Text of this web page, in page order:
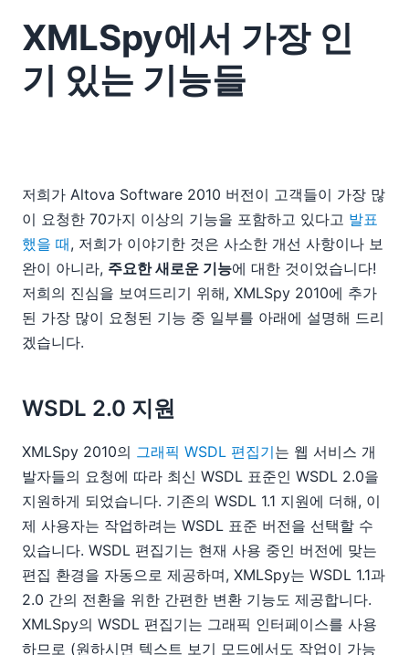
XMLSpy에서 가장 인
기 있는 기능들
저희가 Altova Software 2010 버전이 고객들이 가장 많
이 요청한 70가지 이상의 기능을 포함하고 있다고 발표
했을 때, 저희가 이야기한 것은 사소한 개선 사항이나 보
완이 아니라, 주요한 새로운 기능에 대한 것이었습니다!
저희의 진심을 보여드리기 위해, XMLSpy 2010에 추가
된 가장 많이 요청된 기능 중 일부를 아래에 설명해 드리
겠습니다.
WSDL 2.0 지원
XMLSpy 2010의 그래픽 WSDL 편집기는 웹 서비스 개
발자들의 요청에 따라 최신 WSDL 표준인 WSDL 2.0을
지원하게 되었습니다. 기존의 WSDL 1.1 지원에 더해, 이
제 사용자는 작업하려는 WSDL 표준 버전을 선택할 수
있습니다. WSDL 편집기는 현재 사용 중인 버전에 맞는
편집 환경을 자동으로 제공하며, XMLSpy는 WSDL 1.1과
2.0 간의 전환을 위한 간편한 변환 기능도 제공합니다.
XMLSpy의 WSDL 편집기는 그래픽 인터페이스를 사용
하므로 (원하시면 텍스트 보기 모드에서도 작업이 가능